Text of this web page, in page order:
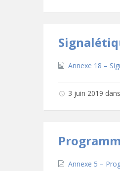
Annexe 18 –
3 juin 2019 dans
Annexe 5 –